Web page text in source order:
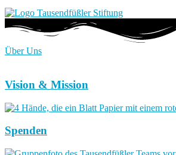
Über Uns
Vision & Mission
Spenden